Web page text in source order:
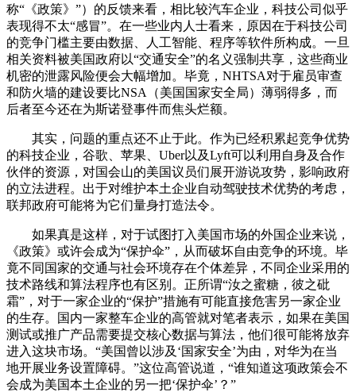
称“《政策》”）的反馈来看，相比较汽车企业，科技公司似乎
表现得不太“感冒”。在一些业内人士看来，原因在于科技公司
的竞争门槛主要由数据、人工智能、程序等软件所构成。一旦
相关资料被美国政府以“交通安全”的名义强制共享，这些商业
机密的泄露风险便会大幅增加。毕竟，NHTSA对于雇员审查
和防火墙的建设要比NSA（美国国家安全局）薄弱得多，而
后者至今还在为斯诺登事件而焦头烂额。
其实，问题的重点还不止于此。作为已经积累起竞争优势
的科技企业，谷歌、苹果、Uber以及Lyft可以利用自身及合作
伙伴的资源，对国会山的美国议员们展开游说攻势，影响政府
的立法进程。出于对维护本土企业自动驾驶技术优势的考虑，
联邦政府可能将为它们量身打造法令。
如果真是这样，对于试图打入美国市场的外国企业来说，
《政策》或许会成为“保护伞”，从而破坏自由竞争的环境。毕
竟不同国家的交通与社会环境存在个体差异，不同企业采用的
技术路线和算法程序也有区别。正所谓“汝之蜜糖，彼之砒
霜”，对于一家企业的“保护”措施有可能直接危害另一家企业
的生存。国内一家整车企业的高管就对笔者表示，如果在美国
测试或推广产品需要提交核心数据与算法，他们很可能将放弃
进入这块市场。“美国曾以涉及‘国家安全’为由，对华为在当
地开展业务设置障碍。”这位高管说道，“谁知道这项政策会不
会成为美国本土企业的另一把‘保护伞’？”